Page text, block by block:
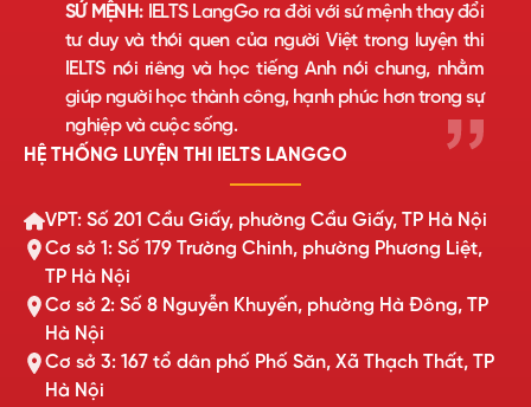
SỨ MỆNH:IELTS LangGo ra đời với sứ mệnh thay đổi
tư duy và thói quen của người Việt trong luyện thi
IELTS nói riêng và học tiếng Anh nói chung, nhằm
giúp người học thành công, hạnh phúc hơn trong sự
nghiệp và cuộc sống.
HỆ THỐNG LUYỆN THI IELTS LANGGO
VPT: Số 201 Cầu Giấy, phường Cầu Giấy, TP Hà Nội
Cơ sở 1: Số 179 Trường Chinh, phường Phương Liệt,
TP Hà Nội
Cơ sở 2: Số 8 Nguyễn Khuyến, phường Hà Đông, TP
Hà Nội
Cơ sở 3: 167 tổ dân phố Phố Săn, Xã Thạch Thất, TP
Hà Nội